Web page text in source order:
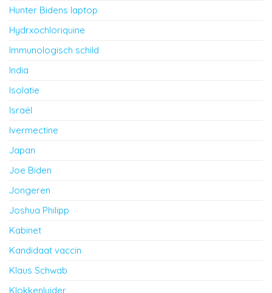
Hunter Bidens laptop
Hydrxochloriquine
Immunologisch schild
India
Isolatie
Israël
Ivermectine
Japan
Joe Biden
Jongeren
Joshua Philipp
Kabinet
Kandidaat vaccin
Klaus Schwab
Klokkenluider